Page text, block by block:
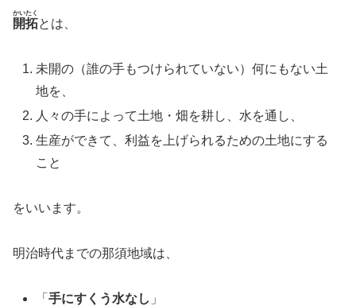
開拓
かいたく
とは、
未開の（誰の手もつけられていない）何にもない土
地を、
人々の手によって土地・畑を耕し、水を通し、
生産ができて、利益を上げられるための土地にする
こと
をいいます。
明治時代までの那須地域は、
「手にすくう水なし 」